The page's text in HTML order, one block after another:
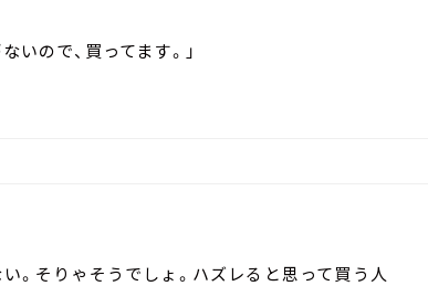
ので、買ってます。」
。そりゃそうでしょ。ハズレると思って買う人